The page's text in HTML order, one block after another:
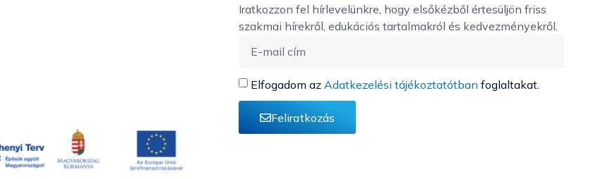
Iratkozzon fel hírlevelünkre, hogy elsőkézből értesüljön friss
szakmai hírekről, edukációs tartalmakról és kedvezményekről.
Elfogadom azAdatkezelési tájékoztatótban foglaltakat.
Feliratkozás